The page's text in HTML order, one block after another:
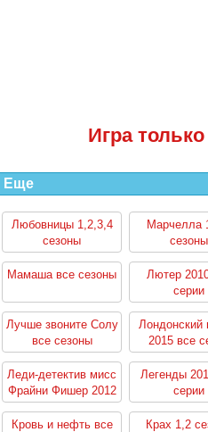
Игра
Еще
Любовницы 1,2,3,4
сезоны
Марчелла
сезоны
Мамаша все сезоны
Лютер
серии
Лучше звоните Солу
все сезоны
Лондонский
2015 все
Леди-детектив мисс
Фрайни Фишер 2012
все серии
Легенды
серии
Кровь и нефть все
Крах 1,2